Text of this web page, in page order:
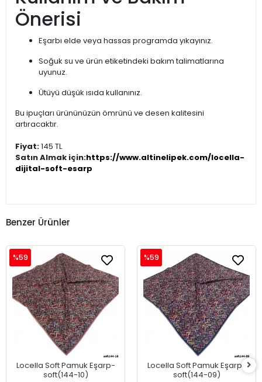
Önerisi
Eşarbı elde veya hassas programda yıkayınız.
Soğuk su ve ürün etiketindeki bakım talimatlarına
uyunuz.
Ütüyü düşük ısıda kullanınız.
Bu ipuçları ürününüzün ömrünü ve desen kalitesini
artıracaktır.
Fiyat:145 TL
Satın Almak için:https://www.altinelipek.com/locella-
dijital-soft-esarp
Benzer Ürünler
Locella Soft Pamuk Eşarp-
soft(144-10)
%59
Locella Soft Pamuk Eşarp-
soft(144-09)
%59